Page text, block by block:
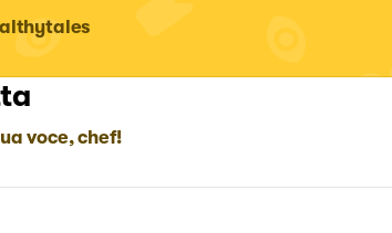
voce, chef!